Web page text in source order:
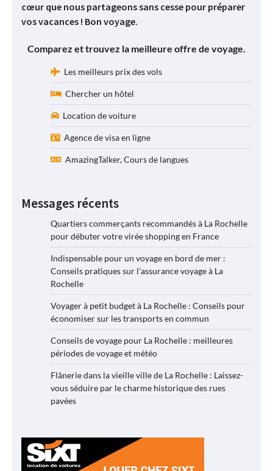
cœur que nous partageons sans cesse pour préparer
vos vacances ! Bon voyage.
Comparez et trouvez la meilleure offre de voyage.
Les meilleurs prix des vols
Chercher un hôtel
Location de voiture
Agence de visa en ligne
AmazingTalker, Cours de langues
Messages récents
Quartiers commerçants recommandés à La Rochelle
pour débuter votre virée shopping en France
Indispensable pour un voyage en bord de mer :
Conseils pratiques sur l’assurance voyage à La
Rochelle
Voyager à petit budget à La Rochelle : Conseils pour
économiser sur les transports en commun
Conseils de voyage pour La Rochelle : meilleures
périodes de voyage et météo
Flânerie dans la vieille ville de La Rochelle : Laissez-
vous séduire par le charme historique des rues
pavées